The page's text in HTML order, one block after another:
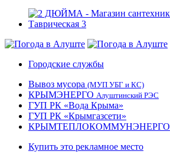
Городские службы
Вывоз мусора (МУП УБГ и КС)
КРЫМЭНЕРГО Алуштинский РЭС
ГУП РК «Вода Крыма»
ГУП РК «Крымгазсети»
КРЫМТЕПЛОКОММУНЭНЕРГО
Купить это рекламное место